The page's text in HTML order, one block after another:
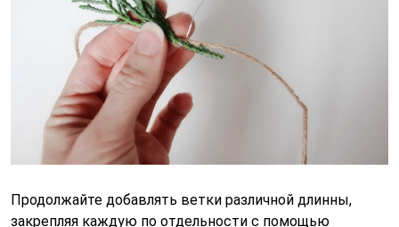
Продолжайте добавлять ветки различной длинны,
закрепляя каждую по отдельности с помощью